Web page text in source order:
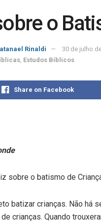
o
Rinaldi
30 de julho
, Estudos Bíblicos
Share on Facebook
sobre o batismo de
batizar crianças. Não há
crianças. Quando